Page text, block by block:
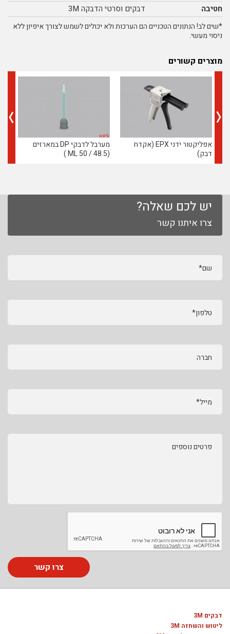
חטיבה
דבקים וסרטי הדבקה 3M
*שים לב! הנתונים הטכניים הם הערכות ולא יכולים לשמש לצורך איפיון ללא
ניסוי מעשי.
מוצרים קשורים
אפליקטור ידני EPX (אקדח
דבק)
מערבל לדבקי DP במארזים
(48.5 / 50 ML )
יש לכם שאלה?
צרו איתנו קשר
שם*
טלפון*
חברה
מייל*
פרטים נוספים
צרו קשר
דבקים 3M
ליטוש והשחזה 3M